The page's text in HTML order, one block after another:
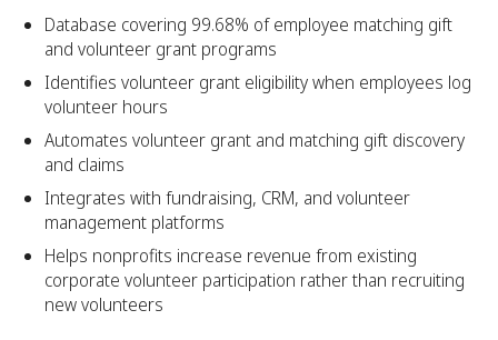
Database covering 99.68% of employee matching gift
and volunteer grant programs
Identifies volunteer grant eligibility when employees log
volunteer hours
Automates volunteer grant and matching gift discovery
and claims
Integrates with fundraising, CRM, and volunteer
management platforms
Helps nonprofits increase revenue from existing
corporate volunteer participation rather than recruiting
new volunteers